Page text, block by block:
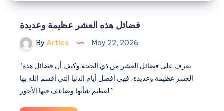
فضائل هذه العشر عظيمة وعديدة
By Artics May 22, 2026
“تعرف على فضائل العشر من ذي الحجة وكيف أن فضائل هذه
العشر عظيمة وعديدة، فهي أفضل أيام الدنيا التي أقسم الله بها
لعظيم شأنها وضاعف فيها الأجور.”